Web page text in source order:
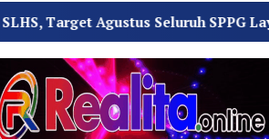
Seluruh SPPG Layak Operasi